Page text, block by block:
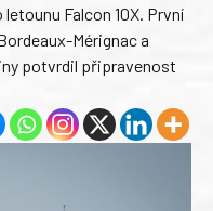
Falcon 10X. První
Mérignac a
potvrdil připravenost